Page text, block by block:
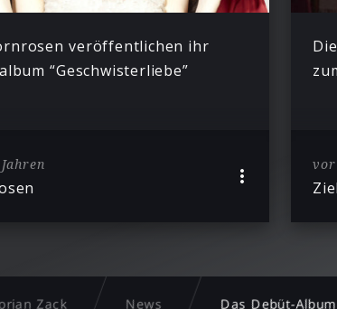
veröffentlichen ihr
“Geschwisterliebe”
vor
Zack News Das Debüt-